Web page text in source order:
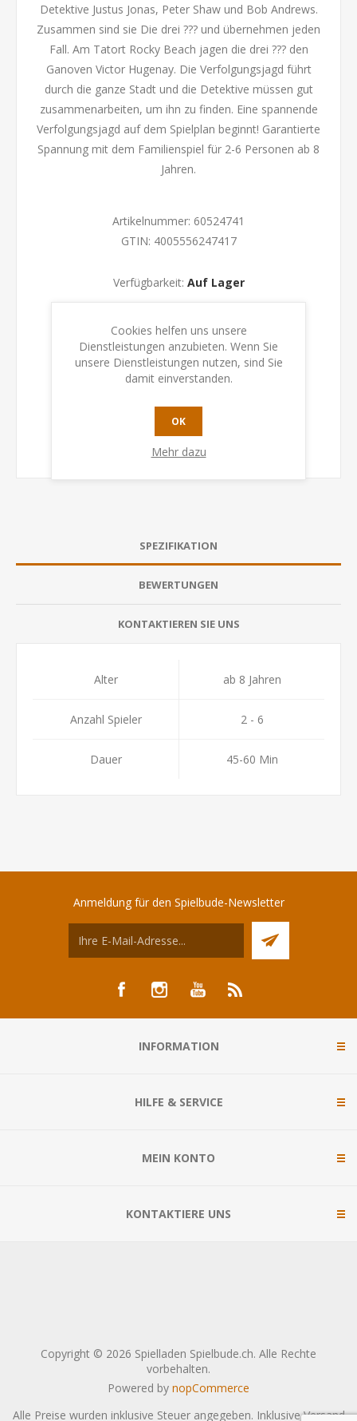
Detektive Justus Jonas, Peter Shaw und Bob Andrews.
Zusammen sind sie Die drei ??? und übernehmen jeden
Fall. Am Tatort Rocky Beach jagen die drei ??? den
Ganoven Victor Hugenay. Die Verfolgungsjagd führt
durch die ganze Stadt und die Detektive müssen gut
zusammenarbeiten, um ihn zu finden. Eine spannende
Verfolgungsjagd auf dem Spielplan beginnt! Garantierte
Spannung mit dem Familienspiel für 2-6 Personen ab 8
Jahren.
Artikelnummer: 60524741
GTIN: 4005556247417
Verfügbarkeit: Auf Lager
SPEZIFIKATION
BEWERTUNGEN
KONTAKTIEREN SIE UNS
Alter ab 8 Jahren
Anzahl Spieler 2 - 6
Dauer 45-60 Min
Anmeldung für den Spielbude-Newsletter
INFORMATION
HILFE & SERVICE
MEIN KONTO
KONTAKTIERE UNS
Copyright © 2026 Spielladen Spielbude.ch. Alle Rechte
vorbehalten.
Powered by nopCommerce
Alle Preise wurden inklusive Steuer angegeben. InklusiveVersand
Cookies helfen uns unsere
Dienstleistungen anzubieten. Wenn Sie
unsere Dienstleistungen nutzen, sind Sie
damit einverstanden.
OK
Mehr dazu